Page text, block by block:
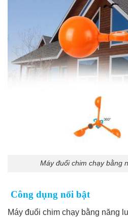
Máy đuổi chim chạy bằng
Công dụng nổi bật
Máy đuổi chim chạy bằng năng